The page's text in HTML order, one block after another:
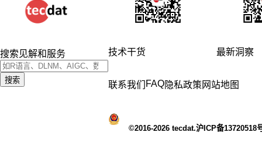
搜索见解和服务
搜索
技术干货 最新洞察
联系我们 FAQ隐私政策 网站地图
©2016-2026 tecdat.沪ICP备13720518